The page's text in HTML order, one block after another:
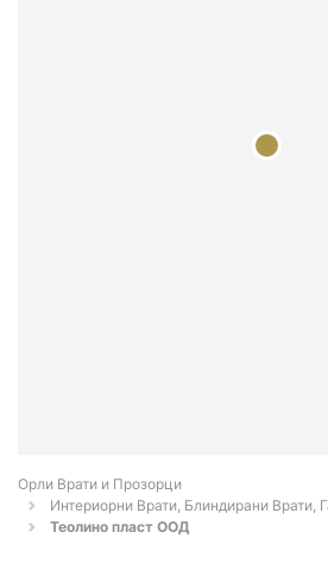
Орли Врати и Прозорци
Интериорни Врати, Блиндирани Врати,
Теолино пласт ООД